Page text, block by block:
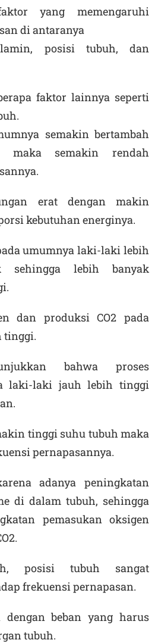
yang memengaruhi
di antaranya
posisi tubuh, dan
faktor lainnya seperti
semakin bertambah
maka semakin rendah
erat dengan makin
kebutuhan energinya.
umumnya laki-laki lebih
sehingga lebih banyak
dan produksi CO2 pada
tinggi.
bahwa proses
laki-laki jauh lebih tinggi
tinggi suhu tubuh maka
pernapasannya.
adanya peningkatan
di dalam tubuh, sehingga
pemasukan oksigen
2.
, posisi tubuh sangat
frekuensi pernapasan.
beban yang harus
tubuh.